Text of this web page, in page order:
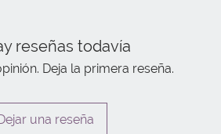
reseñas todavía
Deja la primera reseña.
una reseña